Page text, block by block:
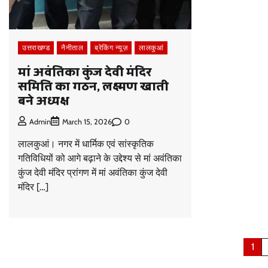
उत्तराखण्ड नैनीताल ब्रेकिंग न्यूज़ लालकुआं
मां अवंतिका कुंज देवी मंदिर
समिति का गठन, लक्ष्मण खाती
बने अध्यक्ष
Admin March 15, 2026 0
लालकुआं। नगर में धार्मिक एवं सांस्कृतिक
गतिविधियों को आगे बढ़ाने के उद्देश्य से मां अवंतिका
कुंज देवी मंदिर प्रांगण में मां अवंतिका कुंज देवी
मंदिर […]
1